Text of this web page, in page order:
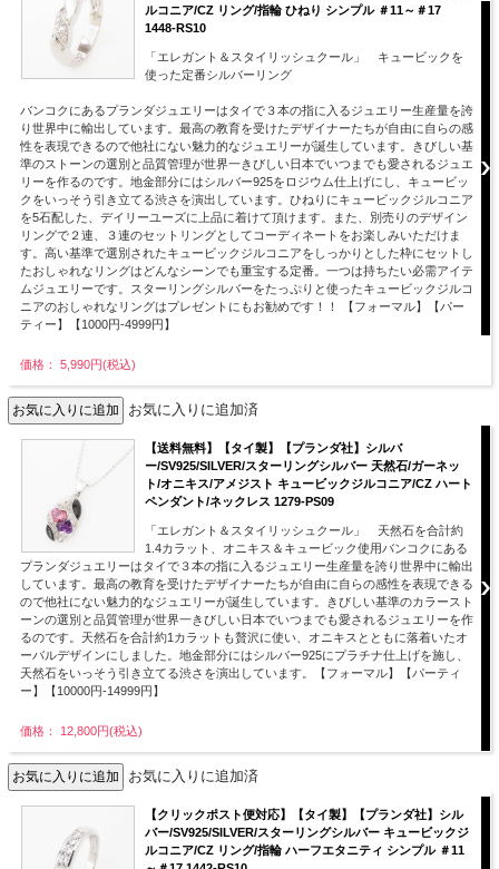
ルコニア/CZ リング/指輪 ひねり シンプル ＃11～＃17
1448-RS10
「エレガント＆スタイリッシュクール」 キュービックを
使った定番シルバーリング
バンコクにあるプランダジュエリーはタイで３本の指に入るジュエリー生産量を誇
り世界中に輸出しています。最高の教育を受けたデザイナーたちが自由に自らの感
性を表現できるので他社にない魅力的なジュエリーが誕生しています。きびしい基
準のストーンの選別と品質管理が世界一きびしい日本でいつまでも愛されるジュエ
リーを作るのです。地金部分にはシルバー925をロジウム仕上げにし、キュービッ
クをいっそう引き立てる渋さを演出しています。ひねりにキュービックジルコニア
を5石配した、デイリーユーズに上品に着けて頂けます。また、別売りのデザイン
リングで２連、３連のセットリングとしてコーディネートをお楽しみいただけま
す。高い基準で選別されたキュービックジルコニアをしっかりとした枠にセットし
たおしゃれなリングはどんなシーンでも重宝する定番。一つは持ちたい必需アイテ
ムジュエリーです。スターリングシルバーをたっぷりと使ったキュービックジルコ
ニアのおしゃれなリングはプレゼントにもお勧めです！！ 【フォーマル】【パー
ティー】【1000円-4999円】
価格： 5,990円(税込)
お気に入りに追加済
【送料無料】【タイ製】【プランダ社】シルバ
ー/SV925/SILVER/スターリングシルバー 天然石/ガーネッ
ト/オニキス/アメジスト キュービックジルコニア/CZ ハート
ペンダント/ネックレス 1279-PS09
「エレガント＆スタイリッシュクール」 天然石を合計約
1.4カラット、オニキス＆キュービック使用バンコクにある
プランダジュエリーはタイで３本の指に入るジュエリー生産量を誇り世界中に輸出
しています。最高の教育を受けたデザイナーたちが自由に自らの感性を表現できる
ので他社にない魅力的なジュエリーが誕生しています。きびしい基準のカラースト
ーンの選別と品質管理が世界一きびしい日本でいつまでも愛されるジュエリーを作
るのです。天然石を合計約1カラットも贅沢に使い、オニキスとともに落着いたオ
ーバルデザインにしました。地金部分にはシルバー925にプラチナ仕上げを施し、
天然石をいっそう引き立てる渋さを演出しています。【フォーマル】【パーティ
ー】【10000円-14999円】
価格： 12,800円(税込)
お気に入りに追加済
【クリックポスト便対応】【タイ製】【プランダ社】シル
バー/SV925/SILVER/スターリングシルバー キュービックジ
ルコニア/CZ リング/指輪 ハーフエタニティ シンプル ＃11